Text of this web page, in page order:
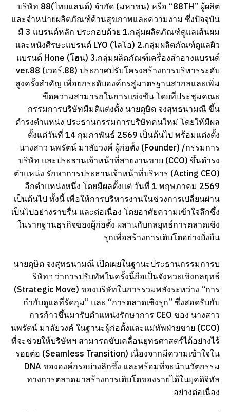
บริษัท 88(ไทยแลนด์) จำกัด (มหาชน) หรือ “88TH” ผู้ผลิต
และจำหน่ายผลิตภัณฑ์ด้านสุขภาพและความงาม ซึ่งปัจจุบัน
มี 3 แบรนด์หลัก ประกอบด้วย 1.กลุ่มผลิตภัณฑ์ดูแลเส้นผม
และหนังศีรษะแบรนด์ LYO (ไลโอ) 2.กลุ่มผลิตภัณฑ์ดูแลผิว
แบรนด์ Hone (โฮน) 3.กลุ่มผลิตภัณฑ์เครื่องสำอางแบรนด์
ver.88 (เวอร์.88) ประกาศปรับโครงสร้างการบริหารระดับ
สูงครั้งสำคัญ เพื่อยกระดับองค์กรสู่มาตรฐานสากลและเพิ่ม
ขีดความสามารถในการแข่งขัน โดยที่ประชุมคณะ
กรรมการบริษัทมีมติแต่งตั้ง นายดุษิต จงสุทธนามณี ขึ้น
ดำรงตำแหน่ง ประธานกรรมการบริษัทคนใหม่ โดยให้มีผล
ตั้งแต่วันที่ 14 กุมภาพันธ์ 2569 เป็นต้นไป พร้อมแต่งตั้ง
นางสาว นพรัตน์ มาลัยวงค์ ผู้ก่อตั้ง (Founder) /กรรมการ
บริษัท และประธานเจ้าหน้าที่สายงานขาย (CCO) ขึ้นดำรง
ตำแหน่ง รักษาการประธานเจ้าหน้าที่บริหาร (Acting CEO)
อีกตำแหน่งหนึ่ง โดยมีผลตั้งแต่ วันที่ 1 พฤษภาคม 2569
เป็นต้นไป ทั้งนี้ เพื่อให้การบริหารงานในช่วงการเปลี่ยนผ่าน
เป็นไปอย่างราบรื่น และต่อเนื่อง โดยอาศัยความเข้าใจลึกซึ้ง
ในรากฐานธุรกิจของผู้ก่อตั้ง ผสานกับกลยุทธ์การตลาดเชิง
รุกเพื่อสร้างการเติบโตอย่างยั่งยืน
นายดุษิต จงสุทธนามณี เปิดเผยในฐานะประธานกรรมการบ
ริษัทฯ ว่าการปรับทัพในครั้งนี้ถือเป็นจังหวะเชิงกลยุทธ์
(Strategic Move) ของบริษัทในการรวมพลังระหว่าง “การ
กำกับดูแลที่รัดกุม” และ “การตลาดเชิงรุก” ซึ่งสอดรับกับ
การก้าวขึ้นมารับตำแหน่งรักษาการ CEO ของ นางสาว
นพรัตน์ มาลัยวงค์ ในฐานะผู้ก่อตั้งและแม่ทัพฝ่ายขาย (CCO)
ที่จะช่วยให้บริษัทฯ สามารถขับเคลื่อนยุทธศาสตร์ได้อย่างไร้
รอยต่อ (Seamless Transition) เนื่องจากมีความเข้าใจใน
DNA ขององค์กรอย่างลึกซึ้ง และพร้อมที่จะนำนวัตกรรม
ทางการตลาดมาสร้างการเติบโตของรายได้ในยุคดิจิทัล
อย่างต่อเนื่อง